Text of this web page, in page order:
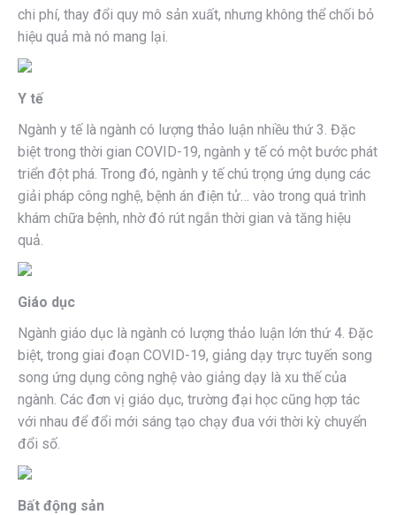
chi phí, thay đổi quy mô sản xuất, nhưng không thể chối bỏ
hiệu quả mà nó mang lại.
Y tế
Ngành y tế là ngành có lượng thảo luận nhiều thứ 3. Đặc
biệt trong thời gian COVID-19, ngành y tế có một bước phát
triển đột phá. Trong đó, ngành y tế chú trọng ứng dụng các
giải pháp công nghệ, bệnh án điện tử… vào trong quá trình
khám chữa bệnh, nhờ đó rút ngắn thời gian và tăng hiệu
quả.
Giáo dục
Ngành giáo dục là ngành có lượng thảo luận lớn thứ 4. Đặc
biệt, trong giai đoạn COVID-19, giảng dạy trực tuyến song
song ứng dụng công nghệ vào giảng dạy là xu thế của
ngành. Các đơn vị giáo dục, trường đại học cũng hợp tác
với nhau để đổi mới sáng tạo chạy đua với thời kỳ chuyển
đổi số.
Bất động sản